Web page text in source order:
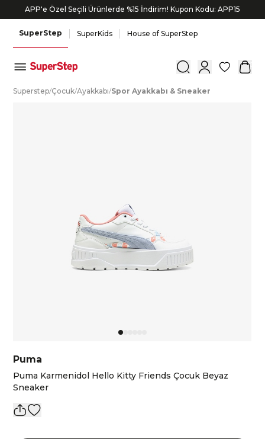
APP'e Özel Seçili Ürünlerde %15 İndirim! Kupon Kodu: APP15
SuperStep SuperKids House of SuperStep
0
Superstep/Çocuk/Ayakkabı/Spor Ayakkabı & Sneaker
Puma
Puma Karmenidol Hello Kitty Friends Çocuk Beyaz
Sneaker